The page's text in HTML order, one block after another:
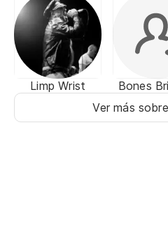
Limp Wrist Bones
Ver más